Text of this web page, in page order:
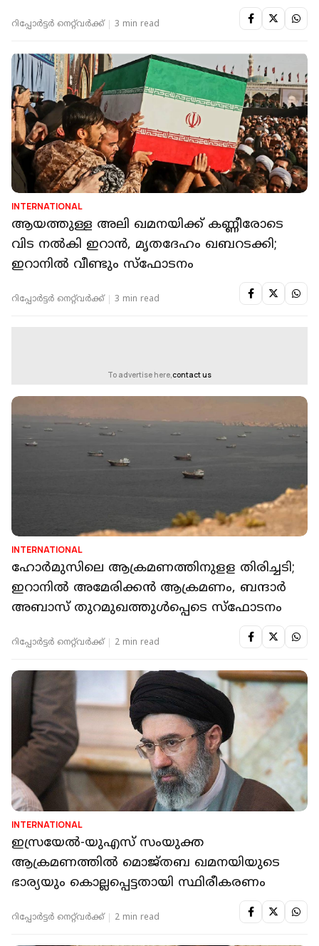
റിപ്പോർട്ടർ നെറ്റ്‌വര്‍ക്ക്‌ 3 min read
INTERNATIONAL
ആയത്തുള്ള അലി ഖമനയിക്ക് കണ്ണീരോടെ
വിട നല്‍കി ഇറാന്‍, മൃതദേഹം ഖബറടക്കി;
ഇറാനില്‍ വീണ്ടും സ്‌ഫോടനം
റിപ്പോർട്ടർ നെറ്റ്‌വര്‍ക്ക്‌ 3 min read
To advertise here, contact us
INTERNATIONAL
ഹോർമുസിലെ ആക്രമണത്തിനുളള തിരിച്ചടി;
ഇറാനില്‍ അമേരിക്കൻ ആക്രമണം, ബന്ദാര്‍
അബാസ് തുറമുഖത്തുള്‍പ്പെടെ സ്‌ഫോടനം
റിപ്പോർട്ടർ നെറ്റ്‌വര്‍ക്ക്‌ 2 min read
INTERNATIONAL
ഇസ്രയേല്‍-യുഎസ് സംയുക്ത
ആക്രമണത്തില്‍ മൊജ്തബ ഖമനയിയുടെ
ഭാര്യയും കൊല്ലപ്പെട്ടതായി സ്ഥിരീകരണം
റിപ്പോർട്ടർ നെറ്റ്‌വര്‍ക്ക്‌ 2 min read